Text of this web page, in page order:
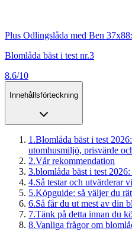
Plus Odlingslåda med Ben
Blomlåda bäst i test nr.3
8.6/10
Innehållsförteckning
1 .Blomlåda bäst i test
utomhusmiljö, prisvärde
2.Vår rekommendation
3.blomlåda bäst i test
4.Så testar och utvärderar
5.Köpguide: så väljer du
6.Så får du ut mest av din
7.Tänk på detta innan du
8.Vanliga frågor om